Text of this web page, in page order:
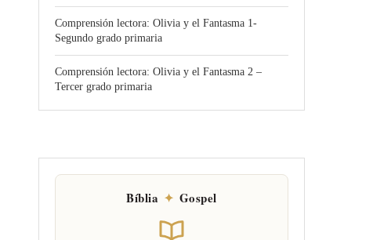
Comprensión lectora: Olivia y el Fantasma 1-
Segundo grado primaria
Comprensión lectora: Olivia y el Fantasma 2 –
Tercer grado primaria
Bíblia ✦ Gospel